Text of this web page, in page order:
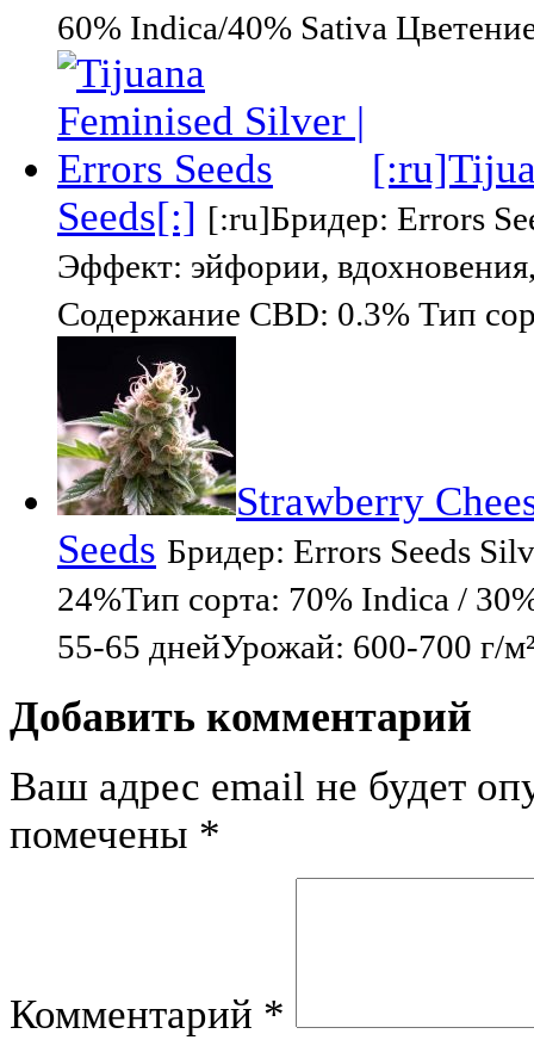
60% Indica/40% Sativa
Seeds[:] [:ru]Бридер: Errors
Эффект: эйфории,
Содержание CBD: 0.3% Тип
Strawberry
Seeds Бридер: Errors Seeds
24%Тип сорта: 70% Indica /
55-65 днейУрожай: 600-700 г/
Добавить комментарий
Ваш адрес email не будет
помечены *
Комментарий *